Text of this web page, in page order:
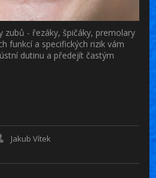
zubů - řezáky, špičáky, premolary
funkcí a specifických rizik vám
dutinu a předejít častým
Jakub Vítek